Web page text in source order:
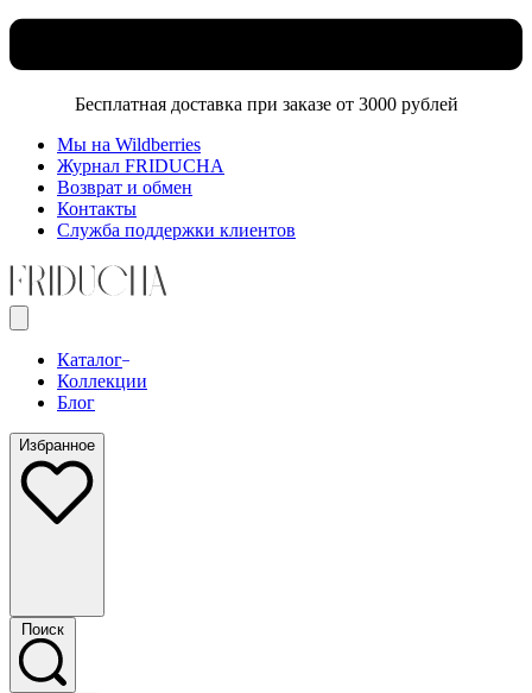
Бесплатная доставка при заказе от 3000 рублей
Мы на Wildberries
Журнал FRIDUCHA
Возврат и обмен
Контакты
Служба поддержки клиентов
Каталог
Коллекции
Блог
Избранное
Поиск